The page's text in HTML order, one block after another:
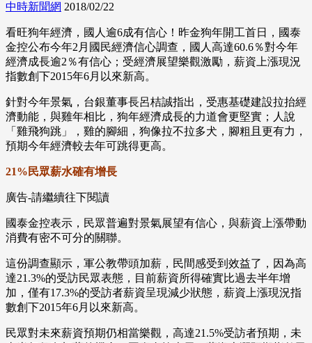
中時新聞網 2018/02/22
看旺狗年經濟，國人逾6成有信心！昨金狗年開工首日，國泰
金控公布今年2月國民經濟信心調查，國人高達60.6％對今年
經濟成長逾2％有信心；受經濟展望樂觀激勵，薪資上漲現況
指數創下2015年6月以來新高。
針對今年景氣，台銀董事長呂桔誠指出，受惠基礎建設拉抬經
濟動能，與雞年相比，狗年經濟成長的力道會更堅實；人說
「雞飛狗跳」，雞的腳細，狗像拉不拉多犬，腳粗且更有力，
預期今年經濟較去年可跳得更高。
21%民眾薪水確有增長
廣告-請繼續往下閱讀
國泰金控表示，民眾普遍對景氣展望有信心，與薪資上漲帶動
消費有密不可分的關聯。
這份調查顯示，軍公教帶頭加薪，民間感受到效益了，因為高
達21.3%的受訪民眾表態，目前薪資所得確實比過去半年增
加，僅有17.3%的受訪者薪資呈現減少狀態，薪資上漲現況指
數創下2015年6月以來新高。
民眾對未來薪資預期仍相當樂觀，高達21.5%受訪者預期，未